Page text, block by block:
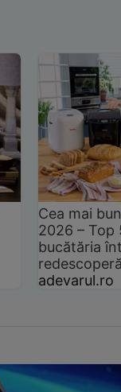
Cea mai
2026 –
bucătăria
adevarul.ro